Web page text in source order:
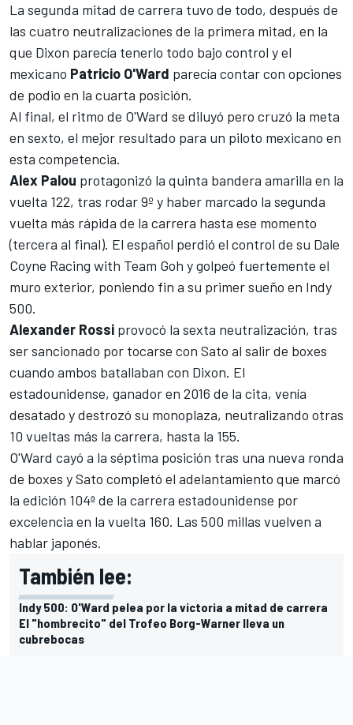
La segunda mitad de carrera tuvo de todo, después de
las cuatro neutralizaciones de la primera mitad, en la
que Dixon parecía tenerlo todo bajo control y el
mexicano Patricio O'Ward parecía contar con opciones
de podio en la cuarta posición.
Al final, el ritmo de O'Ward se diluyó pero cruzó la meta
en sexto, el mejor resultado para un piloto mexicano en
esta competencia.
Alex Palou protagonizó la quinta bandera amarilla en la
vuelta 122, tras rodar 9º y haber marcado la segunda
vuelta más rápida de la carrera hasta ese momento
(tercera al final). El español perdió el control de su Dale
Coyne Racing with Team Goh y golpeó fuertemente el
muro exterior, poniendo fin a su primer sueño en Indy
500.
Alexander Rossi provocó la sexta neutralización, tras
ser sancionado por tocarse con Sato al salir de boxes
cuando ambos batallaban con Dixon. El
estadounidense, ganador en 2016 de la cita, venía
desatado y destrozó su monoplaza, neutralizando otras
10 vueltas más la carrera, hasta la 155.
O'Ward cayó a la séptima posición tras una nueva ronda
de boxes y Sato completó el adelantamiento que marcó
la edición 104ª de la carrera estadounidense por
excelencia en la vuelta 160. Las 500 millas vuelven a
hablar japonés.
También lee:
Indy 500: O'Ward pelea por la victoria a mitad de carrera
El "hombrecito" del Trofeo Borg-Warner lleva un
cubrebocas